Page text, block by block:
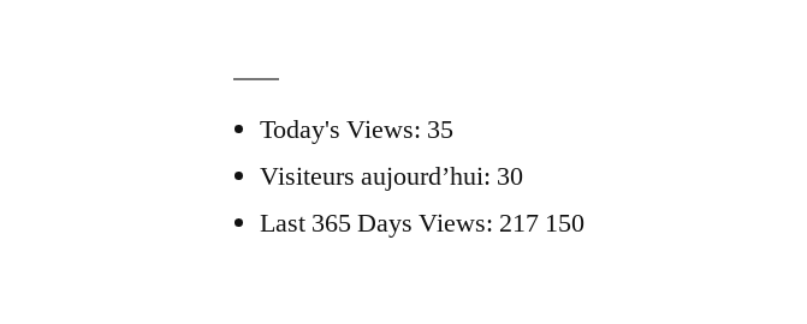
Today's Views: 35
Visiteurs aujourd’hui: 30
Last 365 Days Views: 217 150